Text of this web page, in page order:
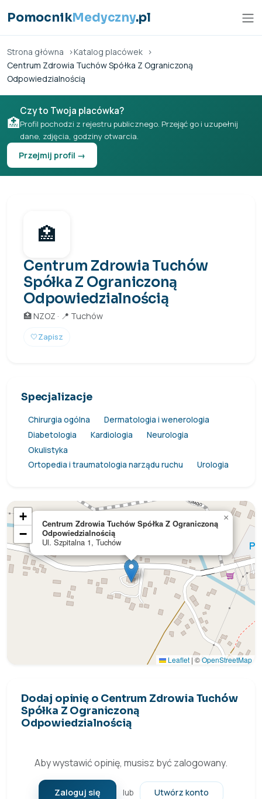
PomocnikMedyczny.pl
Strona główna
Katalog placówek
Centrum Zdrowia Tuchów Spółka Z Ograniczoną
Odpowiedzialnością
🏥
Czy to Twoja placówka?
Profil pochodzi z rejestru publicznego. Przejąć go i uzupełnij
dane, zdjęcia, godziny otwarcia.
Przejmij profil →
🏥
Centrum Zdrowia Tuchów
Spółka Z Ograniczoną
Odpowiedzialnością
🏥 NZOZ · 📍 Tuchów
🤍Zapisz
Specjalizacje
Chirurgia ogólna
Dermatologia i wenerologia
Diabetologia
Kardiologia
Neurologia
Okulistyka
Ortopedia i traumatologia narządu ruchu
Urologia
Centrum Zdrowia Tuchów Spółka Z Ograniczoną
Odpowiedzialnością
Ul. Szpitalna 1, Tuchów
×
+
−
Leaflet | ©OpenStreetMap
Dodaj opinię o Centrum Zdrowia Tuchów
Spółka Z Ograniczoną
Odpowiedzialnością
Aby wystawić opinię, musisz być zalogowany.
Zaloguj się lub Utwórz konto